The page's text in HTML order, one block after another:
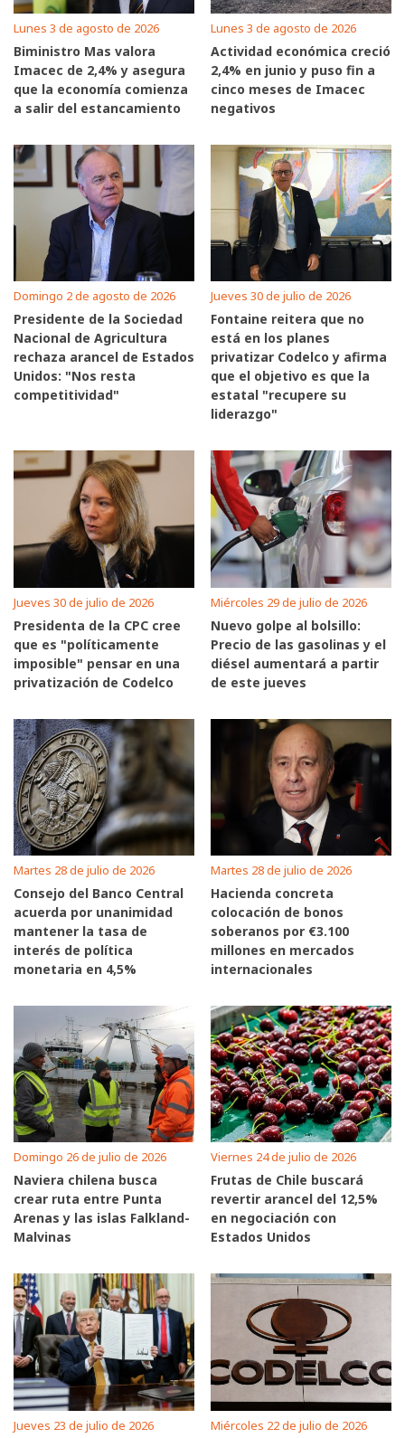
Lunes 3 de agosto de 2026
Biministro Mas valora
Imacec de 2,4% y asegura
que la economía comienza
a salir del estancamiento
Lunes 3 de agosto de 2026
Actividad económica creció
2,4% en junio y puso fin a
cinco meses de Imacec
negativos
Domingo 2 de agosto de 2026
Presidente de la Sociedad
Nacional de Agricultura
rechaza arancel de Estados
Unidos: "Nos resta
competitividad"
Jueves 30 de julio de 2026
Fontaine reitera que no
está en los planes
privatizar Codelco y afirma
que el objetivo es que la
estatal "recupere su
liderazgo"
Jueves 30 de julio de 2026
Presidenta de la CPC cree
que es "políticamente
imposible" pensar en una
privatización de Codelco
Miércoles 29 de julio de 2026
Nuevo golpe al bolsillo:
Precio de las gasolinas y el
diésel aumentará a partir
de este jueves
Martes 28 de julio de 2026
Consejo del Banco Central
acuerda por unanimidad
mantener la tasa de
interés de política
monetaria en 4,5%
Martes 28 de julio de 2026
Hacienda concreta
colocación de bonos
soberanos por €3.100
millones en mercados
internacionales
Domingo 26 de julio de 2026
Naviera chilena busca
crear ruta entre Punta
Arenas y las islas Falkland-
Malvinas
Viernes 24 de julio de 2026
Frutas de Chile buscará
revertir arancel del 12,5%
en negociación con
Estados Unidos
Jueves 23 de julio de 2026 Miércoles 22 de julio de 2026